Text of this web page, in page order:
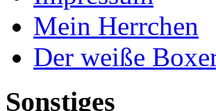
Mein Herrchen
Der weiße
Sonstiges